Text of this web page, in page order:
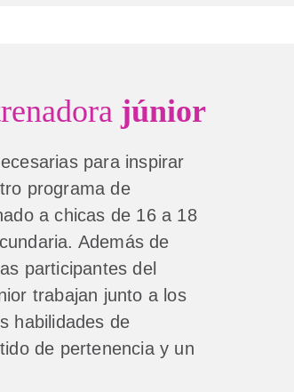
júnior
para inspirar
programa de
a chicas de 16 a 18
Además de
participantes del
trabajan junto a los
habilidades de
de pertenencia y un